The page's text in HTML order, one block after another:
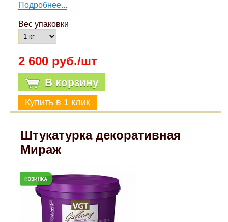
Подробнее...
Вес упаковки
2 600 руб./шт
В корзину
Штукатурка декоративная
Мираж